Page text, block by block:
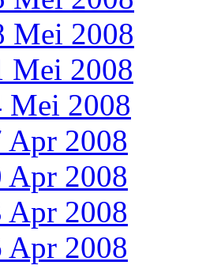
Mei 2008
Mei 2008
Mei 2008
Apr 2008
Apr 2008
Apr 2008
2008